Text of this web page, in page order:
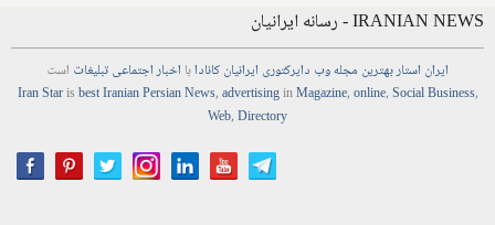
IRANIAN NEWS - رسانه ایرانیان
ایران استاربهترین مجلهوب دایرکتوری ایرانیان کانادابا اخباراجتماعیتبلیغات است
Iran Starisbest Iranian PersianNews,advertisinginMagazine,online,Social Business,
Web,Directory